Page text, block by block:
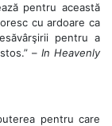
pentru această
cu ardoare ca
pentru a
–In Heavenly
pentru care